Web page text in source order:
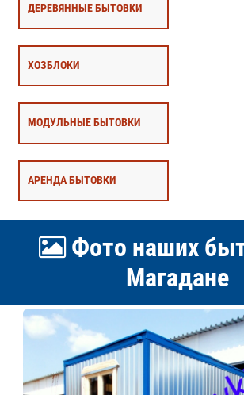
ДЕРЕВЯННЫЕ БЫТОВКИ
ХОЗБЛОКИ
МОДУЛЬНЫЕ БЫТОВКИ
АРЕНДА БЫТОВКИ
Фото наших
Магадане